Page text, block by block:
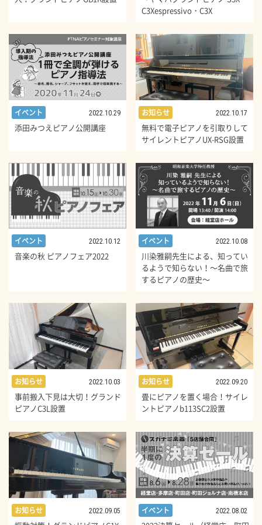
C3Xespressivo・C3X
イベント 2022.10.29
添田みつえピアノ公開講座
お知らせ 2022.10.17
無料で電子ピアノを引取りして
サイレントピアノUX-RSG設置
イベント 2022.10.12
音楽の秋 ピアノフェア2022
イベント 2022.10.08
川染雅嗣先生による、知ってい
るようで知らない！～名曲で旅
するピアノの歴史～
お知らせ 2022.10.03
事前搬入下見は大切！グランド
ピアノC3L設置
お知らせ 2022.09.20
畳にピアノを置く場合！サイレ
ントピアノb113SC2設置
お知らせ 2022.09.05 イベント 2022.08.02